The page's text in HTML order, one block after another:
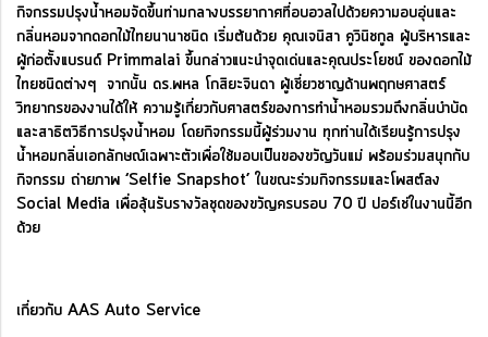
กิจกรรมปรุงน้ำหอมจัดขึ้นท่ามกลางบรรยากาศที่อบอวลไปด้วยความอบอุ่นและ
กลิ่นหอมจากดอกไม้ไทยนานาชนิด เริ่มต้นด้วย คุณเจนิสา คูวินิชกูล ผู้บริหารและ
ผู้ก่อตั้งแบรนด์ Primmalai ขึ้นกล่าวแนะนำจุดเด่นและคุณประโยชน์ ของดอกไม้
ไทยชนิดต่างๆ จากนั้น ดร.พหล โกสิยะจินดา ผู้เชี่ยวชาญด้านพฤกษศาสตร์
วิทยากรของงานได้ให้ ความรู้เกี่ยวกับศาสตร์ของการทำน้ำหอมรวมถึงกลิ่นบำบัด
และสาธิตวิธีการปรุงน้ำหอม โดยกิจกรรมนี้ผู้ร่วมงาน ทุกท่านได้เรียนรู้การปรุง
น้ำหอมกลิ่นเอกลักษณ์เฉพาะตัวเพื่อใช้มอบเป็นของขวัญวันแม่ พร้อมร่วมสนุกกับ
กิจกรรม ถ่ายภาพ ‘Selfie Snapshot’ ในขณะร่วมกิจกรรมและโพสต์ลง
Social Media เพื่อลุ้นรับรางวัลชุดของขวัญครบรอบ 70 ปี ปอร์เช่ในงานนี้อีก
ด้วย
เกี่ยวกับ AAS Auto Service